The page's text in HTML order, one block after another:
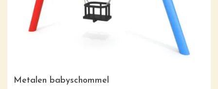
Metalen babyschommel